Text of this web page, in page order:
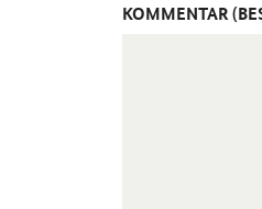
KOMMENTAR